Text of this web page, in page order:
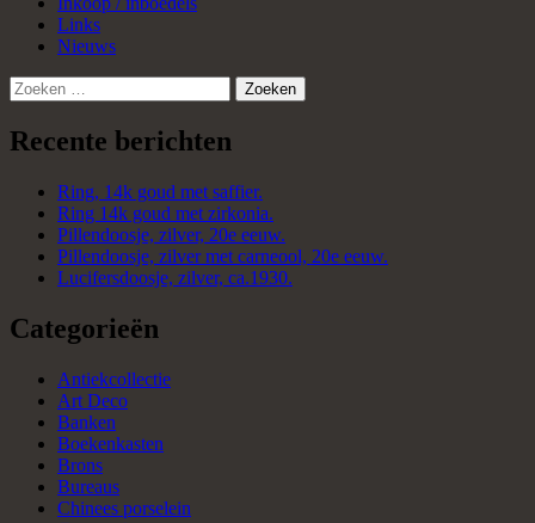
Links
Nieuws
Zoeken
naar:
Recente berichten
Ring, 14k goud met saffier.
Ring 14k goud met zirkonia.
Pillendoosje, zilver, 20e eeuw.
Pillendoosje, zilver met carneool, 20e eeuw.
Lucifersdoosje, zilver, ca.1930.
Categorieën
Antiekcollectie
Art Deco
Banken
Boekenkasten
Brons
Bureaus
Chinees porselein